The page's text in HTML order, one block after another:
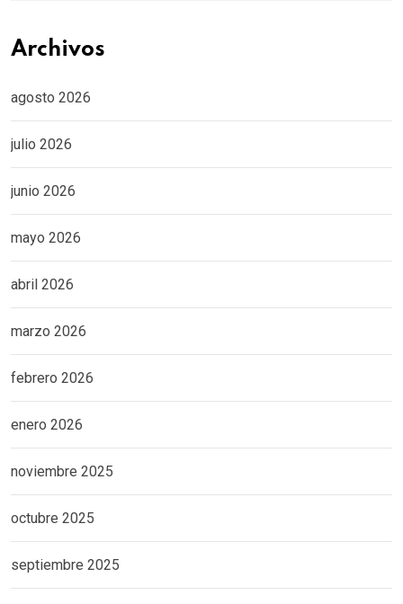
Archivos
agosto 2026
julio 2026
junio 2026
mayo 2026
abril 2026
marzo 2026
febrero 2026
enero 2026
noviembre 2025
octubre 2025
septiembre 2025